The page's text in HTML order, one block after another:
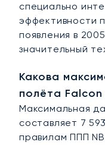
специально
эффективности
появления в
значительный
Какова
полёта Falcon
Максимальная
составляет 7
правилам ППП